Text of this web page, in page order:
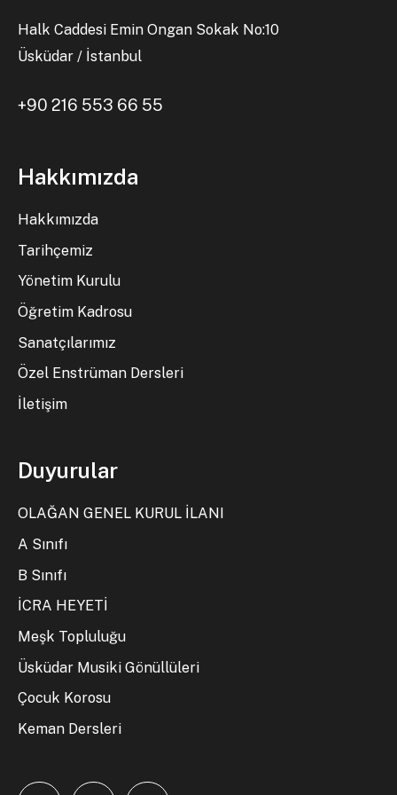
Halk Caddesi Emin Ongan Sokak No:10
Üsküdar / İstanbul
+90 216 553 66 55
Hakkımızda
Hakkımızda
Tarihçemiz
Yönetim Kurulu
Öğretim Kadrosu
Sanatçılarımız
Özel Enstrüman Dersleri
İletişim
Duyurular
OLAĞAN GENEL KURUL İLANI
A Sınıfı
B Sınıfı
İCRA HEYETİ
Meşk Topluluğu
Üsküdar Musiki Gönüllüleri
Çocuk Korosu
Keman Dersleri